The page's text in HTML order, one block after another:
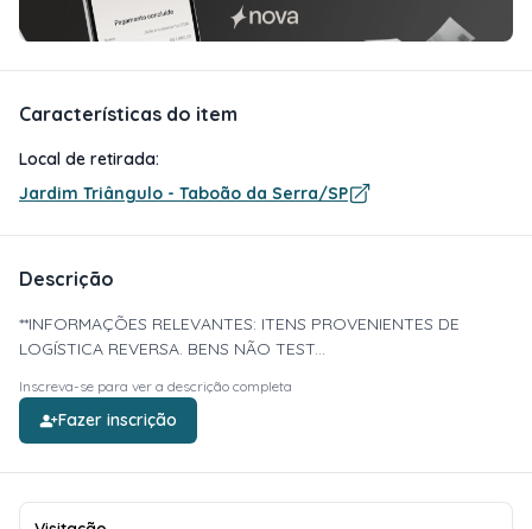
Características do item
Local de retirada:
Jardim Triângulo - Taboão da Serra/SP
Descrição
**INFORMAÇÕES RELEVANTES: ITENS PROVENIENTES DE
LOGÍSTICA REVERSA. BENS NÃO TEST...
Inscreva-se para ver a descrição completa
Fazer inscrição